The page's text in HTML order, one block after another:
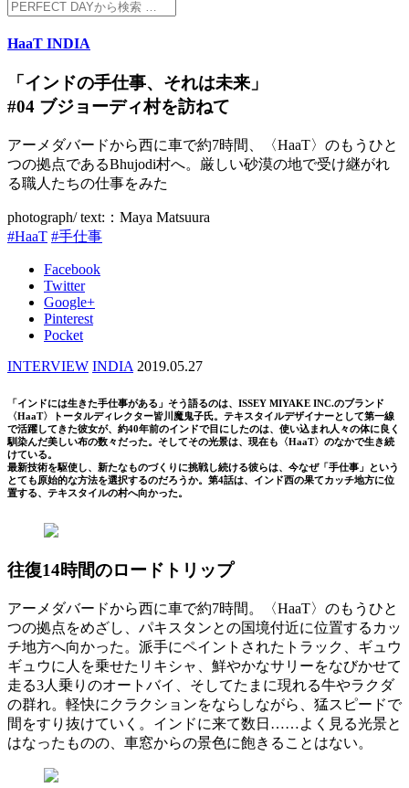
HaaT INDIA
「インドの手仕事、それは未来」
#04 ブジョーディ村を訪ねて
アーメダバードから西に車で約7時間、〈HaaT〉のもうひと
つの拠点であるBhujodi村へ。厳しい砂漠の地で受け継がれ
る職人たちの仕事をみた
photograph/ text:：Maya Matsuura
#HaaT #手仕事
Facebook
Twitter
Google+
Pinterest
Pocket
INTERVIEW INDIA 2019.05.27
「インドには生きた手仕事がある」そう語るのは、ISSEY MIYAKE INC.のブランド
〈HaaT〉トータルディレクター皆川魔鬼子氏。テキスタイルデザイナーとして第一線
で活躍してきた彼女が、約40年前のインドで目にしたのは、使い込まれ人々の体に良く
馴染んだ美しい布の数々だった。そしてその光景は、現在も〈HaaT〉のなかで生き続
けている。
最新技術を駆使し、新たなものづくりに挑戦し続ける彼らは、今なぜ「手仕事」という
とても原始的な方法を選択するのだろうか。第4話は、インド西の果てカッチ地方に位
置する、テキスタイルの村へ向かった。
往復14時間のロードトリップ
アーメダバードから西に車で約7時間。〈HaaT〉のもうひと
つの拠点をめざし、パキスタンとの国境付近に位置するカッ
チ地方へ向かった。派手にペイントされたトラック、ギュウ
ギュウに人を乗せたリキシャ、鮮やかなサリーをなびかせて
走る3人乗りのオートバイ、そしてたまに現れる牛やラクダ
の群れ。軽快にクラクションをならしながら、猛スピードで
間をすり抜けていく。インドに来て数日……よく見る光景と
はなったものの、車窓からの景色に飽きることはない。